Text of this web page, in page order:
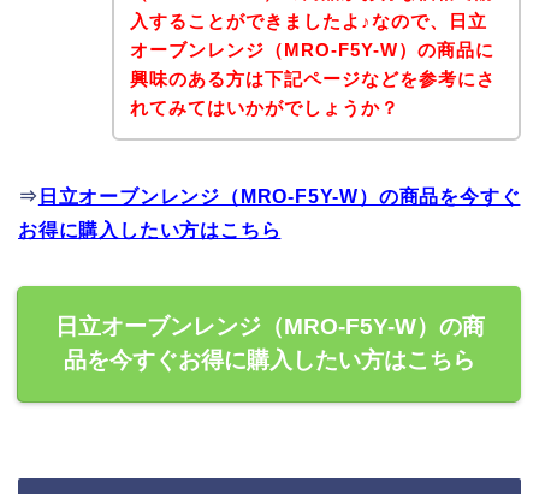
入することができましたよ♪なので、日立
オーブンレンジ（MRO-F5Y-W）の商品に
興味のある方は下記ページなどを参考にさ
れてみてはいかがでしょうか？
⇒ 日立オーブンレンジ（MRO-F5Y-W）の商品を今すぐ
お得に購入したい方はこちら
日立オーブンレンジ（MRO-F5Y-W）の商
品を今すぐお得に購入したい方はこちら